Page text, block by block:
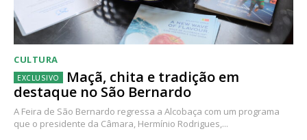
CULTURA
Maçã, chita e tradição em
destaque no São Bernardo
A Feira de São Bernardo regressa a Alcobaça com um programa
que o presidente da Câmara, Hermínio Rodrigues,...